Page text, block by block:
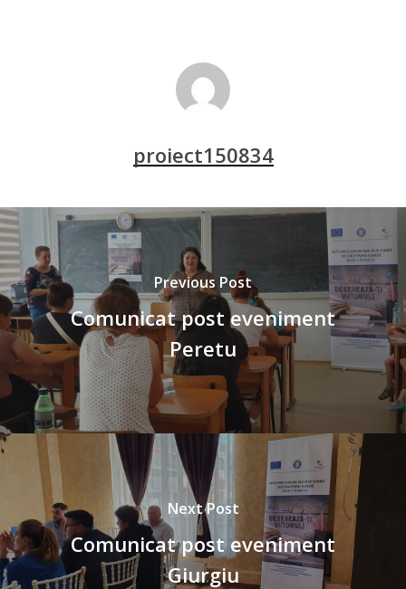
proiect150834
Previous Post
Comunicat post eveniment
Peretu
Next Post
Comunicat post eveniment
Giurgiu